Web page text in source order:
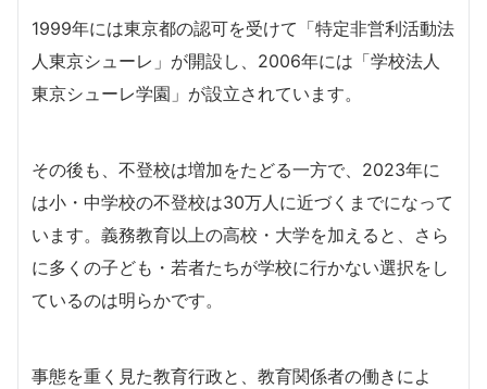
1999年には東京都の認可を受けて「特定非営利活動法
人東京シューレ」が開設し、2006年には「学校法人
東京シューレ学園」が設立されています。
その後も、不登校は増加をたどる一方で、2023年に
は小・中学校の不登校は30万人に近づくまでになって
います。義務教育以上の高校・大学を加えると、さら
に多くの子ども・若者たちが学校に行かない選択をし
ているのは明らかです。
事態を重く見た教育行政と、教育関係者の働きによ